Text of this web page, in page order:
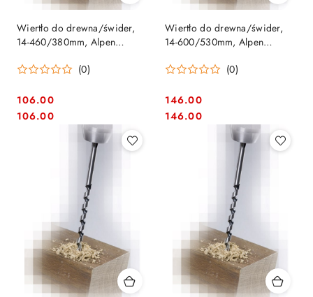
Wiertło do drewna/świder,
14-460/380mm, Alpen
(0)
Cena:
106.00
Cena:
106.00
Wiertło do drewna/świder,
14-600/530mm, Alpen
(0)
Cena:
146.00
Cena:
146.00